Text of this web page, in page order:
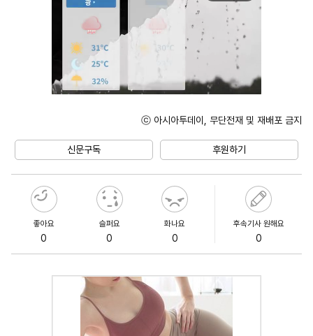
ⓒ 아시아투데이, 무단전재 및 재배포 금지
신문구독 후원하기
좋아요
0
슬퍼요
0
화나요
0
후속기사 원해요
0